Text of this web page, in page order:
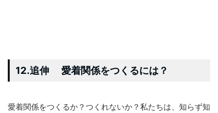
12.追伸 愛着関係をつくるには？
愛着関係をつくるか？つくれないか？私たちは、知らず知